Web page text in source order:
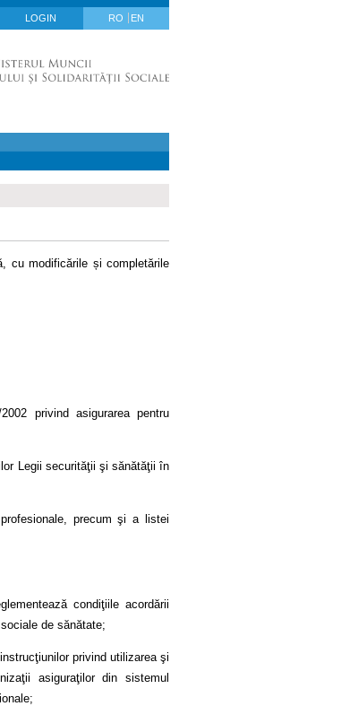
LOGIN RO EN
cu modificările și completările
privind asigurarea pentru
Legii securităţii şi sănătăţii în
precum şi a listei
condiţiile acordării
de sănătate;
privind utilizarea şi
asiguraţilor din sistemul